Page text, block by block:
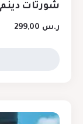
شورتات
ر.س